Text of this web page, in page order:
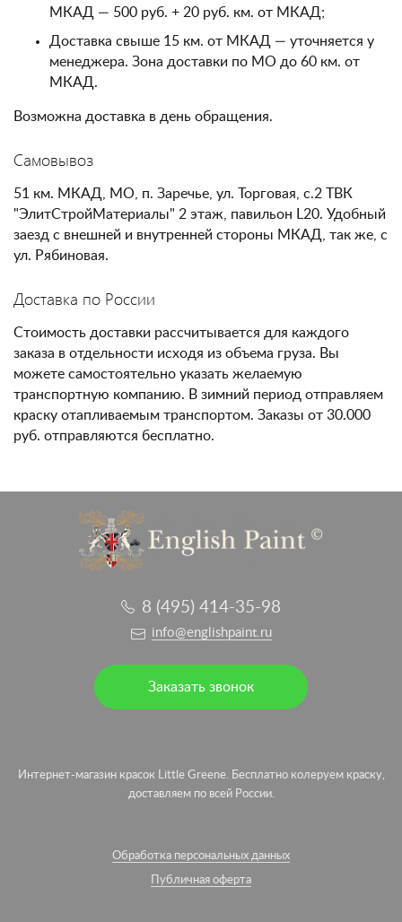
МКАД — 500 руб. + 20 руб. км. от МКАД;
Доставка свыше 15 км. от МКАД — уточняется у
менеджера. Зона доставки по МО до 60 км. от
МКАД.
Возможна доставка в день обращения.
Самовывоз
51 км. МКАД, МО, п. Заречье, ул. Торговая, с.2 ТВК
"ЭлитСтройМатериалы" 2 этаж, павильон L20. Удобный
заезд с внешней и внутренней стороны МКАД, так же, с
ул. Рябиновая.
Доставка по России
Стоимость доставки рассчитывается для каждого
заказа в отдельности исходя из объема груза. Вы
можете самостоятельно указать желаемую
транспортную компанию. В зимний период отправляем
краску отапливаемым транспортом. Заказы от 30.000
руб. отправляются бесплатно.
8 (495) 414-35-98
info@englishpaint.ru
Заказать звонок
Интернет-магазин красок Little Greene. Бесплатно колеруем краску,
доставляем по всей России.
Обработка персональных данных
Публичная оферта